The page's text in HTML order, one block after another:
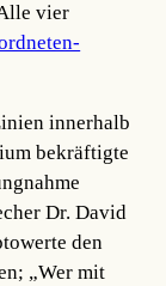
vier
innerhalb
bekräftigte
Dr. David
den
„Wer mit